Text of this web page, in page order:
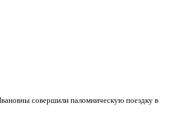
совершили паломническую поездку в